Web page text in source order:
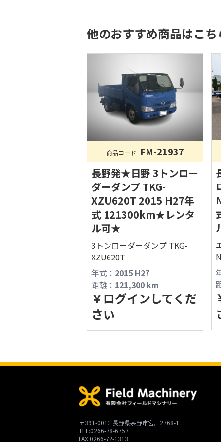
他のおすすめ商品はこち
商品コード FM-21937
長野発★日野 3トンロー
ダーダンプ TKG-
XZU620T 2015 H27年
式 121300km★レンタ
ル可★
3トンローダーダンプ TKG-
XZU620T
年式： 2015 H27
距離： 121,300 km
￥ログインしてくだ
さい
〒391-0013 長野県茅野市宮川2768-1
TEL:0266-78-6757
FAX:0266-72-1313